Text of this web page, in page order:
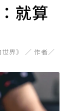
就算
界》 ／ 作者／